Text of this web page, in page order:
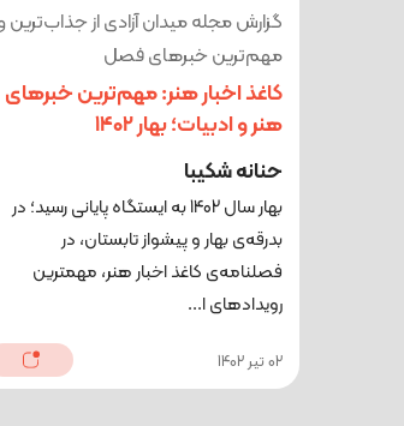
گزارش مجله میدان آزادی از جذاب‌ترین
مهم‌ترین خبرهای فصل
کاغذ اخبار هنر: مهم‌ترین خبرهای
هنر و ادبیات؛ بهار ۱۴۰۲
حنانه شکیبا
بهار سال 1402 به ایستگاه پایانی رسید؛ در
بدرقه‌ی بهار و پیشواز تابستان، در
فصلنامه‌ی کاغذ اخبار هنر، مهمترین
رویدادهای ا...
02 تیر 1402